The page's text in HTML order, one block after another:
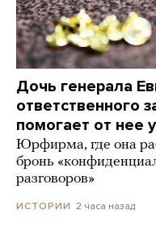
Дочь генерала
ответственного
помогает от нее
Юрфирма, где она
бронь
разговоров»
ИСТОРИИ 2 часа назад